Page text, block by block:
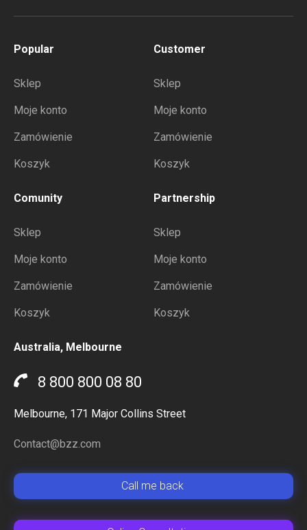
Popular
Sklep
Moje konto
Zamówienie
Koszyk
Customer
Sklep
Moje konto
Zamówienie
Koszyk
Comunity
Sklep
Moje konto
Zamówienie
Koszyk
Partnership
Sklep
Moje konto
Zamówienie
Koszyk
Australia, Melbourne
8 800 800 08 80
Melbourne, 171 Major Collins Street
Contact@bzz.com
Сall me back